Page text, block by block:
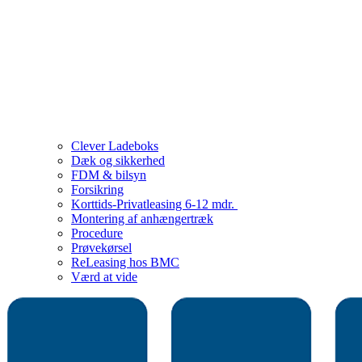
Clever Ladeboks
Dæk og sikkerhed
FDM & bilsyn
Forsikring
Korttids-Privatleasing 6-12 mdr.
Montering af anhængertræk
Procedure
Prøvekørsel
ReLeasing hos BMC
Værd at vide